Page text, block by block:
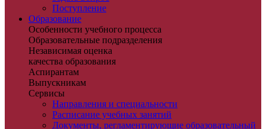
Поступление
Образование
Особенности учебного процесса
Образовательные подразделения
Независимая оценка
качества образования
Аспирантам
Выпускникам
Сервисы
Направления и специальности
Расписание учебных занятий
Документы, регламентирующие образовательный